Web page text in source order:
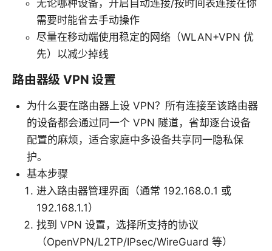
无论哪种设备，开启自动连接/按时间表连接在你
需要时能省去手动操作
尽量在移动端使用稳定的网络（WLAN+VPN 优
先）以减少掉线
路由器级 VPN 设置
为什么要在路由器上设 VPN？所有连接至该路由器
的设备都会通过同一个 VPN 隧道，省却逐台设备
配置的麻烦，适合家庭中多设备共享同一隐私保
护。
基本步骤
进入路由器管理界面（通常 192.168.0.1 或
192.168.1.1）
找到 VPN 设置，选择所支持的协议
（OpenVPN/L2TP/IPsec/WireGuard 等）